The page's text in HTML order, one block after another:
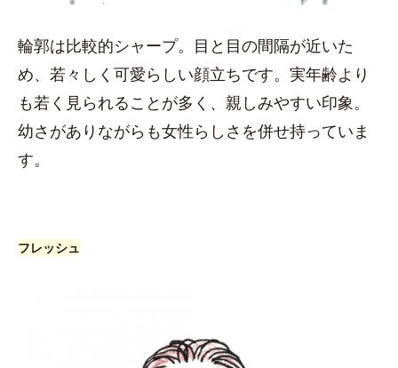
輪郭は比較的シャープ。目と目の間隔が近いた
め、若々しく可愛らしい顔立ちです。実年齢より
も若く見られることが多く、親しみやすい印象。
幼さがありながらも女性らしさを併せ持っていま
す。
フレッシュ